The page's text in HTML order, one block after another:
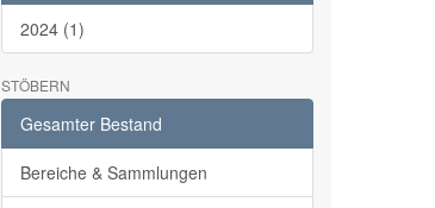
2024 (1)
STÖBERN
Gesamter Bestand
Bereiche & Sammlungen